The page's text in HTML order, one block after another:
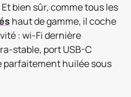
bien sûr, comme tous les
haut de gamme, il coche
: wi-Fi dernière
stable, port USB-C
huilée sous